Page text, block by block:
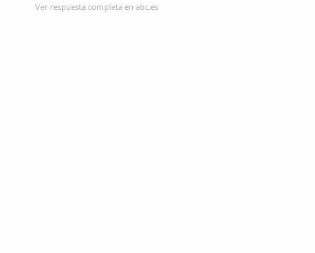
Ver respuesta completa en abc.es